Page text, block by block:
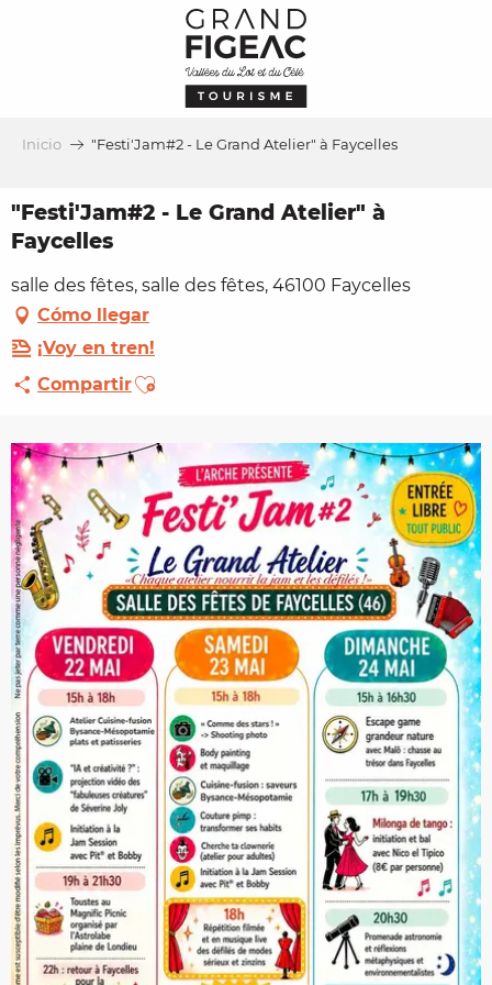
Inicio "Festi'Jam#2 - Le Grand Atelier" à Faycelles
"Festi'Jam#2 - Le Grand Atelier" à
Faycelles
salle des fêtes, salle des fêtes, 46100 Faycelles
Cómo llegar
¡Voy en tren!
CompartirAjouter aux favoris